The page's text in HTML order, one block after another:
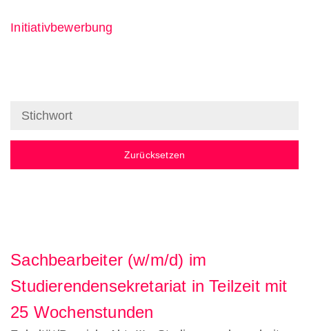
Initiativbewerbung
Zurücksetzen
Sachbearbeiter (w/m/d) im
Studierendensekretariat in Teilzeit mit
25 Wochenstunden